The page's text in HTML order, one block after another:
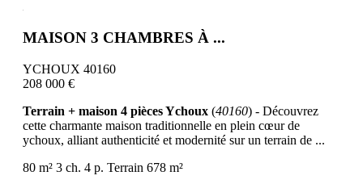
MAISON 3 CHAMBRES À ...
YCHOUX 40160
208 000 €
Terrain + maison 4 pièces Ychoux (40160) - Découvrez
cette charmante maison traditionnelle en plein cœur de
ychoux, alliant authenticité et modernité sur un terrain de ...
80 m² 3 ch. 4 p. Terrain 678 m²